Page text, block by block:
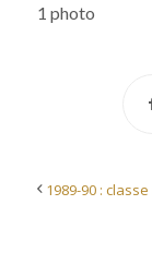
1 photo
1989-90 :